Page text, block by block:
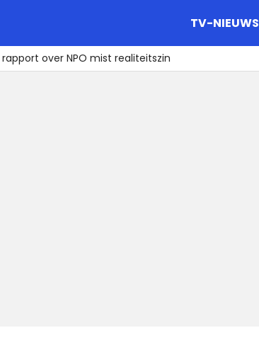
TV-NIEUWS
rapport over NPO mist realiteitszin